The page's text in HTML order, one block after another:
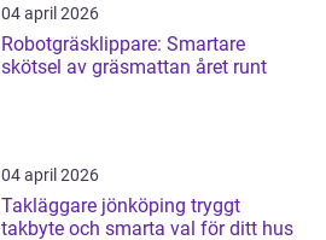
04 april 2026
Robotgräsklippare: Smartare
skötsel av gräsmattan året runt
04 april 2026
Takläggare jönköping tryggt
takbyte och smarta val för ditt hus